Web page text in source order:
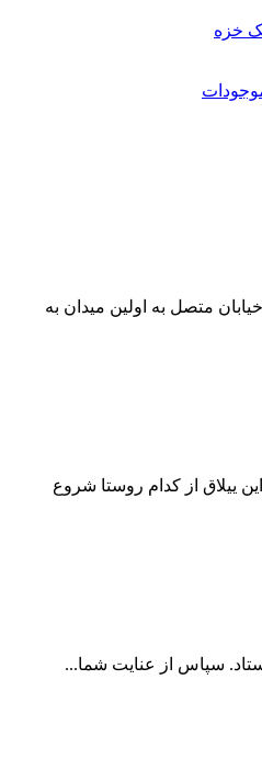
خزه
متصل به اولین میدان به
ییلاق از کدام روستا شروع
سپاس از عنایت شما...